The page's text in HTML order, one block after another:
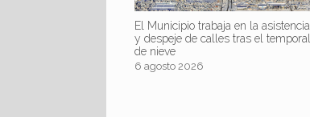
El Municipio trabaja en la asistencia
y despeje de calles tras el temporal
de nieve
6 agosto 2026